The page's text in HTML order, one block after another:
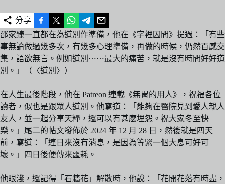
分享
邵家臻一直都在為道別作準備，他在《字裡囚間》提過：「有些
事無論做過幾多次，有幾多心理準備，再做的時候，仍然百感交
集，語欲無言。例如道別⋯⋯最大的痛苦，就是沒有時間好好道
別。」（〈道別〉）
在人生最後階段，他在 Patreon 連載《無胃的用人》，祝福各位
讀者，似也是跟眾人道別。他寫道：「能夠在醫院見到愛人親人
友人，並一起分享天糧，還可以有甚麽埋怨。祝大家冬至快
樂。」尾二的帖文發佈於 2024 年 12 月 28 日，然後就是四天
前，寫道：「連日來沒有消息，是因為等緊一個大息可好可
壞。」四日後便傳來噩耗。
他眼淺，還記得「石牆花」解散時，他說：「花開花落有時盡，